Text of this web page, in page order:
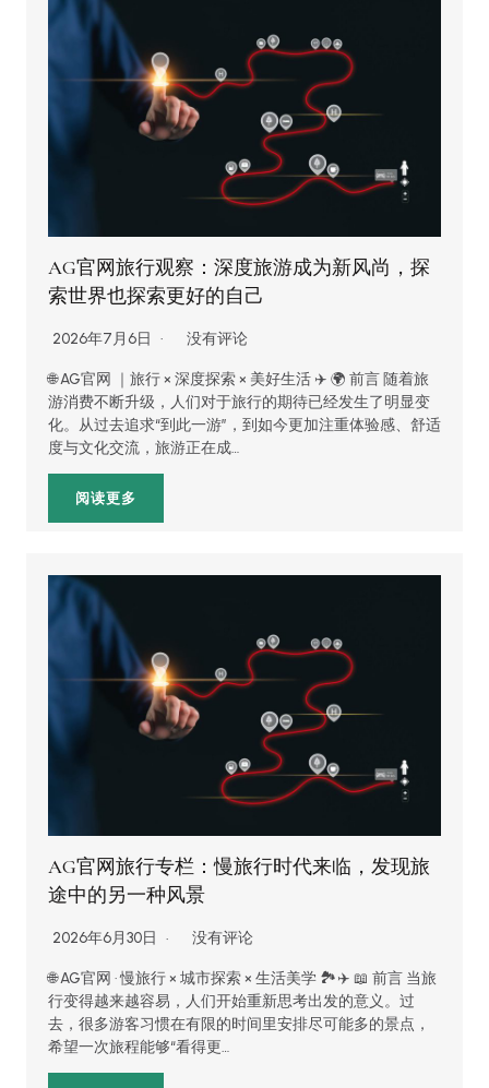
AG官网旅行观察：深度旅游成为新风尚，探
索世界也探索更好的自己
2026年7月6日 没有评论
🌐 AG官网 ｜旅行 × 深度探索 × 美好生活 ✈️ 🌍 前言 随着旅
游消费不断升级，人们对于旅行的期待已经发生了明显变
化。从过去追求“到此一游”，到如今更加注重体验感、舒适
度与文化交流，旅游正在成…
阅读更多
AG官网旅行专栏：慢旅行时代来临，发现旅
途中的另一种风景
2026年6月30日 没有评论
🌐 AG官网 · 慢旅行 × 城市探索 × 生活美学 🏞️✈️ 📖 前言 当旅
行变得越来越容易，人们开始重新思考出发的意义。过
去，很多游客习惯在有限的时间里安排尽可能多的景点，
希望一次旅程能够“看得更…